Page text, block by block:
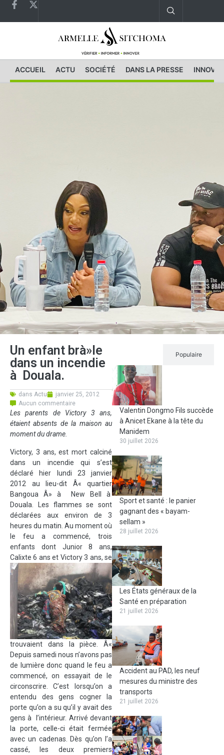
ACCUEIL ACTU SOCIÉTÉ DANS LA PRESSE
Un enfant brà»le
dans un incendie
à Douala.
dans Actu
janvier 25, 2012
Aucun commentaire
Les parents de Victory 3 ans,
étaient absents de la maison au
moment du drame.
Victory, 3 ans, est mort calciné
dans un incendie qui s’est
déclaré hier lundi 23 janvier
2012 au lieu-dit Â« quartier
Bangoua Â» à New Bell à
Douala. Les flammes se sont
déclarées aux environ de 3
heures du matin. Au moment où
le feu a commencé, trois
enfants dont Junior 8 ans,
Calixte 6 ans et Victory 3 ans, se
trouvaient dans la pièce. Â«
Depuis samedi nous n’avons pas
de lumière donc quand le feu a
commencé, on essayait de le
circonscrire. C’est lorsqu’on a
entendu des gens cogner la
porte qu’on a su qu’il y avait des
gens à l’intérieur. Arrivé devant
la porte, celle-ci était fermée
avec un cadenas. Dès qu’on l’a
cassé, les deux premiers
Populaire
Valentin Dongmo Fils succède
à Anicet Ekane à la tête du
Manidem
30 juillet 2026
Sport et santé : le panier
gagnant des « bayam-
sellam »
28 juillet 2026
Les États généraux de la
Santé en préparation
21 juillet 2026
Accident au PAD, les neuf
mesures du ministre des
transports
21 juillet 2026